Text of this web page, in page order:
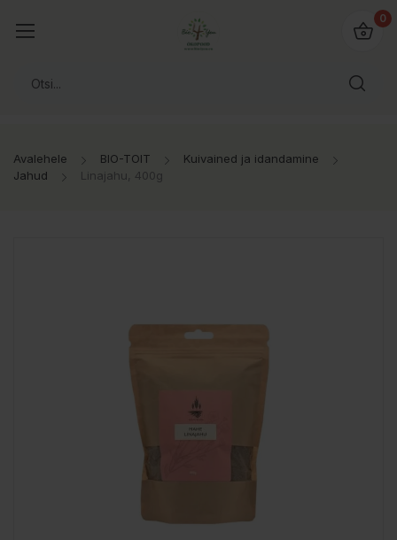
0
Avalehele BIO-TOIT
Kuivained ja idandamine
Jahud
Linajahu, 400g